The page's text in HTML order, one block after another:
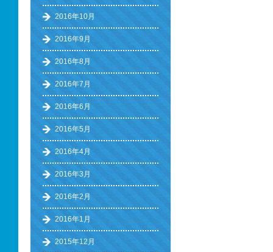
2016年10月
2016年9月
2016年8月
2016年7月
2016年6月
2016年5月
2016年4月
2016年3月
2016年2月
2016年1月
2015年12月